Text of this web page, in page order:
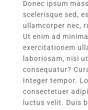
Donec ipsum
scelerisque sed,
ullamcorper nec,
Ut enim ad
exercitationem
laboriosam, nisi
consequatur?
Integer tempor.
consectetuer
luctus velit. Duis